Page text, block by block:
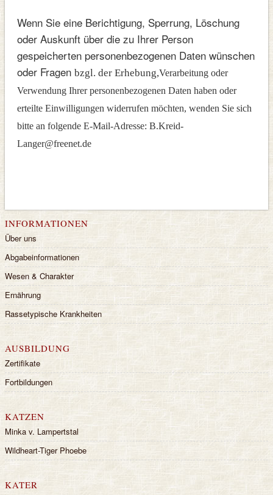
Wenn Sie eine Berichtigung, Sperrung, Löschung
oder Auskunft über die zu Ihrer Person
gespeicherten personenbezogenen Daten wünschen
oder Fragen bzgl. der Erhebung,Verarbeitung oder
Verwendung Ihrer personenbezogenen Daten haben oder
erteilte Einwilligungen widerrufen möchten, wenden Sie sich
bitte an folgende E-Mail-Adresse: B.Kreid-
Langer@freenet.de
INFORMATIONEN
Über uns
Abgabeinformationen
Wesen & Charakter
Ernährung
Rassetypische Krankheiten
AUSBILDUNG
Zertifikate
Fortbildungen
KATZEN
Minka v. Lampertstal
Wildheart-Tiger Phoebe
KATER